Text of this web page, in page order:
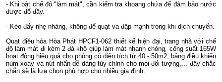
- Khi bật chế độ "làm mát", cần kiểm tra khoang chứa để đảm bảo nước
được đổ đầy.
- Kéo đẩy nhẹ nhàng, không để quạt va đập mạnh trong khi dịch chuyển.
Quạt điều hòa Hòa Phát HPCF1-062 thiết kế hiện đại, trang nhã với chế
độ làm mát đi kèm 2 đá khô giúp làm mát nhanh chóng, công suất 165W
hoạt động hiệu quả cho phòng có diện tích từ 40 - 50m2, bảng điều khiển
núm xoay và nút nhấn dễ dàng tùy chỉnh cho mọi đối tượng,... đây chắc
chắn sẽ là lựa chọn phù hợp cho nhiều gia đình.